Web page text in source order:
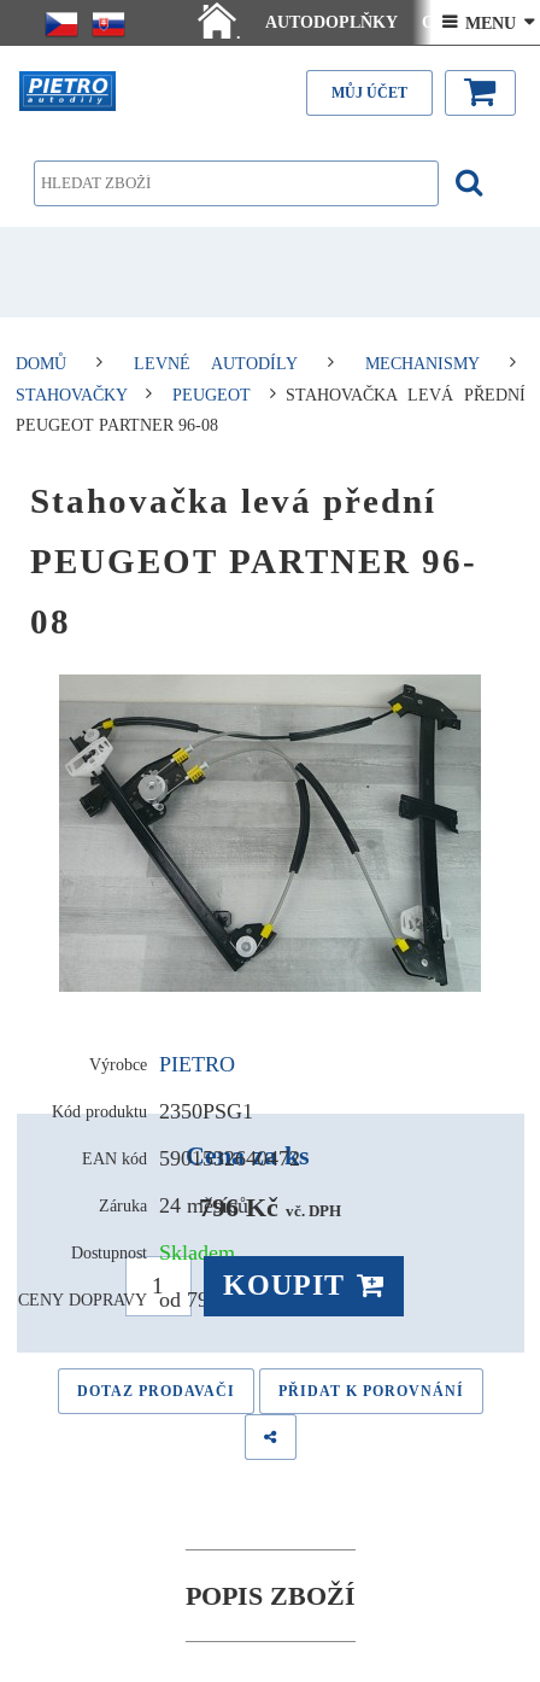
.
AUTODOPLŇKY Ceny doručení
Články - návody Kontakt
 MENU 
MŮJ ÚČET
DOMŮ LEVNÉ AUTODÍLY
MECHANISMY
STAHOVAČKY
PEUGEOT
STAHOVAČKA LEVÁ PŘEDNÍ
PEUGEOT PARTNER 96-08
Stahovačka levá přední
PEUGEOT PARTNER 96-
08
Výrobce PIETRO
Kód produktu 2350PSG1
EAN kód 5901532640472
Záruka 24 měsíců
Dostupnost Skladem
CENY DOPRAVY od 79,- Kč
Cena za ks
796 Kč vč. DPH
KOUPIT
DOTAZ PRODAVAČI PŘIDAT K POROVNÁNÍ
POPIS ZBOŽÍ